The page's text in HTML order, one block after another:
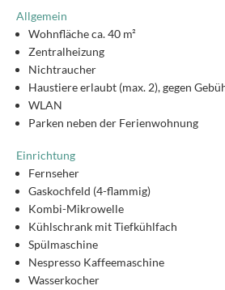
Allgemein
Wohnfläche ca. 40 m²
Zentralheizung
Nichtraucher
Haustiere erlaubt (max. 2), gegen
WLAN
Parken neben der Ferienwohnung
Einrichtung
Fernseher
Gaskochfeld (4-flammig)
Kombi-Mikrowelle
Kühlschrank mit Tiefkühlfach
Spülmaschine
Nespresso Kaffeemaschine
Wasserkocher